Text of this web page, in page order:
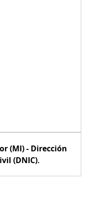
(MI) - Dirección
(DNIC).